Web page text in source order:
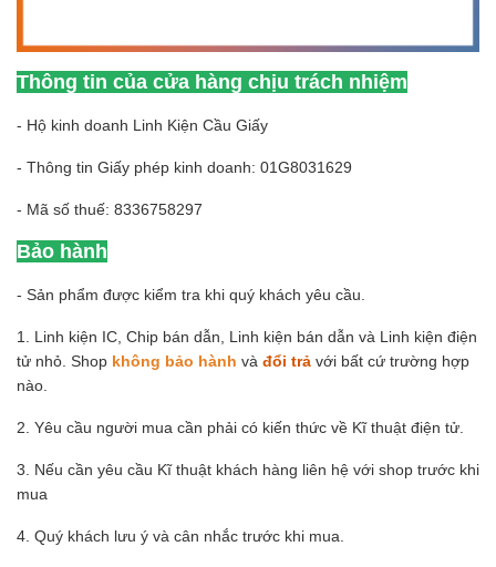
Thông tin của cửa hàng chịu trách nhiệm
- Hộ kinh doanh Linh Kiện Cầu Giấy
- Thông tin Giấy phép kinh doanh: 01G8031629
- Mã số thuế: 8336758297
Bảo hành
- Sản phẩm được kiểm tra khi quý khách yêu cầu.
1. Linh kiện IC, Chip bán dẫn, Linh kiện bán dẫn và Linh kiện điện
tử nhỏ. Shop không bảo hành và đổi trả với bất cứ trường hợp
nào.
2. Yêu cầu người mua cần phải có kiến thức về Kĩ thuật điện tử.
3. Nếu cần yêu cầu Kĩ thuật khách hàng liên hệ với shop trước khi
mua
4. Quý khách lưu ý và cân nhắc trước khi mua.